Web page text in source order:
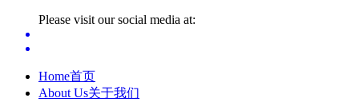
Please visit our social media at:
Home首页
About Us关于我们